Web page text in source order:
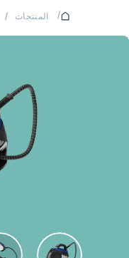
/ المنتجات /